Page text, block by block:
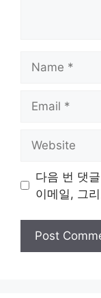
다음 번 댓
이메일, 그